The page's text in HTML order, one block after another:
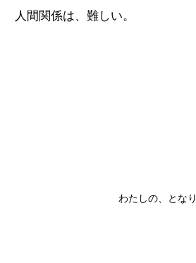
人間関係は、難しい。
わたしの、となり